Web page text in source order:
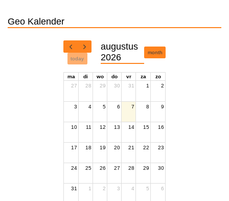
Geo Kalender
today
augustus
2026
month
ma di wo do vr za
zo
27
28 29 30 31 1 2
3 4 5 6 7 8 9
10 11 12 13 14 15 16
17 18 19 20 21 22 23
24 25 26 27 28 29 30
31 1 2 3 4 5 6